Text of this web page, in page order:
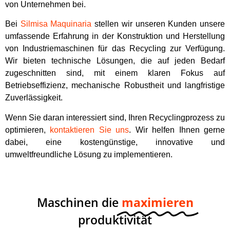
von Unternehmen bei.
Bei Silmisa Maquinaria stellen wir unseren Kunden unsere
umfassende Erfahrung in der Konstruktion und Herstellung
von Industriemaschinen für das Recycling zur Verfügung.
Wir bieten technische Lösungen, die auf jeden Bedarf
zugeschnitten sind, mit einem klaren Fokus auf
Betriebseffizienz, mechanische Robustheit und langfristige
Zuverlässigkeit.
Wenn Sie daran interessiert sind, Ihren Recyclingprozess zu
optimieren, kontaktieren Sie uns. Wir helfen Ihnen gerne
dabei, eine kostengünstige, innovative und
umweltfreundliche Lösung zu implementieren.
Maschinen die maximieren
produktivität